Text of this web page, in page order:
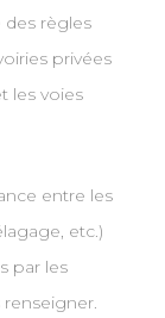
des règles
privées
les voies
entre les
etc.)
par les